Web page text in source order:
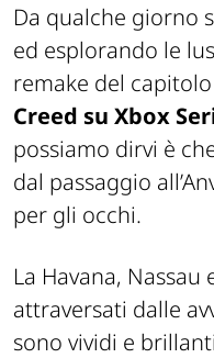
Da qualche giorno
ed esplorando le
remake del
Creed su Xbox
possiamo dirvi è
dal passaggio
per gli occhi.
La Havana,
attraversati dalle
sono vividi e